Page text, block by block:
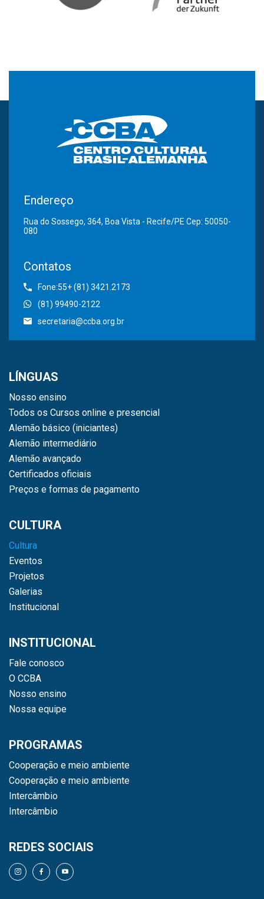
Endereço
Rua do Sossego, 364, Boa Vista - Recife/PE Cep: 50050-
080
Contatos
Fone:55+ (81) 3421.2173
(81) 99490-2122
secretaria@ccba.org.br
LÍNGUAS
Nosso ensino
Todos os Cursos online e presencial
Alemão básico (iniciantes)
Alemão intermediário
Alemão avançado
Certificados oficiais
Preços e formas de pagamento
CULTURA
Cultura
Eventos
Projetos
Galerias
Institucional
INSTITUCIONAL
Fale conosco
O CCBA
Nosso ensino
Nossa equipe
PROGRAMAS
Cooperação e meio ambiente
Cooperação e meio ambiente
Intercâmbio
Intercâmbio
REDES SOCIAIS